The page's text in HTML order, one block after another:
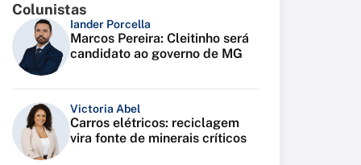
Colunistas
Iander Porcella
Marcos Pereira: Cleitinho será
candidato ao governo de MG
Victoria Abel
Carros elétricos: reciclagem
vira fonte de minerais críticos